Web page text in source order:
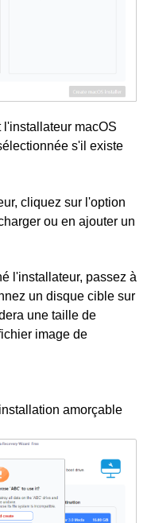
macOS
s'il existe
cliquez sur l'option
ou en ajouter un
l'installateur, passez à
un disque cible sur
une taille de
image de
amorçable